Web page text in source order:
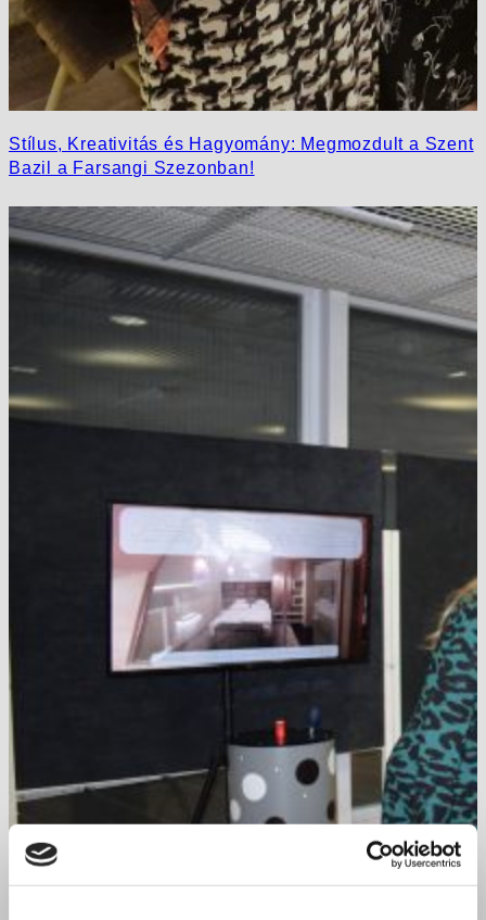
Stílus, Kreativitás és Hagyomány: Megmozdult a Szent
Bazil a Farsangi Szezonban!